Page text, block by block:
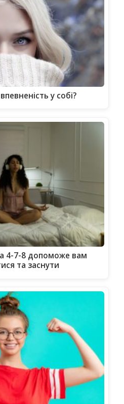
у собі?
4-7-8 допоможе вам
та заснути